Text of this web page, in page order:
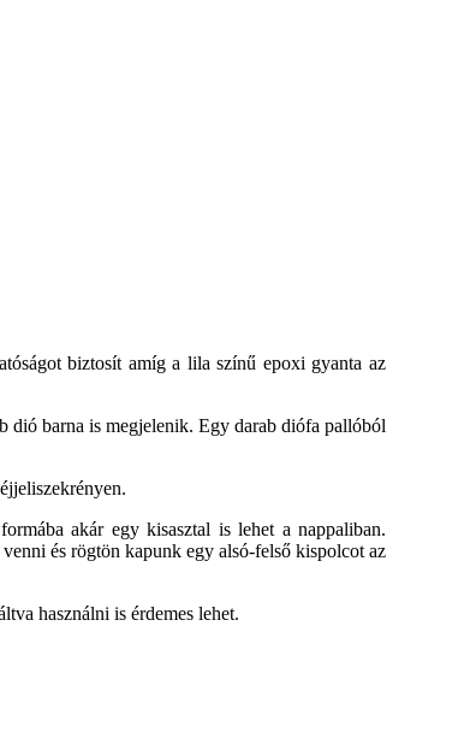
biztosít amíg a lila színű epoxi gyanta az
dió barna is megjelenik. Egy darab diófa pallóból
akár egy kisasztal is lehet a nappaliban.
és rögtön kapunk egy alsó-felső kispolcot az
használni is érdemes lehet.